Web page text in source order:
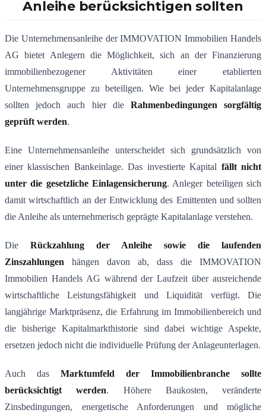
Anleihe berücksichtigen sollten
Die Unternehmensanleihe der IMMOVATION Immobilien Handels
AG bietet Anlegern die Möglichkeit, sich an der Finanzierung
immobilienbezogener Aktivitäten einer etablierten
Unternehmensgruppe zu beteiligen. Wie bei jeder Kapitalanlage
sollten jedoch auch hier die Rahmenbedingungen sorgfältig
geprüft werden.
Eine Unternehmensanleihe unterscheidet sich grundsätzlich von
einer klassischen Bankeinlage. Das investierte Kapital fällt nicht
unter die gesetzliche Einlagensicherung. Anleger beteiligen sich
damit wirtschaftlich an der Entwicklung des Emittenten und sollten
die Anleihe als unternehmerisch geprägte Kapitalanlage verstehen.
Die Rückzahlung der Anleihe sowie die laufenden
Zinszahlungen hängen davon ab, dass die IMMOVATION
Immobilien Handels AG während der Laufzeit über ausreichende
wirtschaftliche Leistungsfähigkeit und Liquidität verfügt. Die
langjährige Marktpräsenz, die Erfahrung im Immobilienbereich und
die bisherige Kapitalmarkthistorie sind dabei wichtige Aspekte,
ersetzen jedoch nicht die individuelle Prüfung der Anlageunterlagen.
Auch das Marktumfeld der Immobilienbranche sollte
berücksichtigt werden. Höhere Baukosten, veränderte
Zinsbedingungen, energetische Anforderungen und mögliche